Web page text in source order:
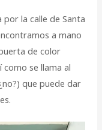
la calle de Santa
a mano
de color
como se llama al
que puede dar